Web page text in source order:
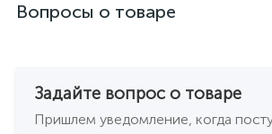
Вопросы о товаре
Задайте вопрос о товаре
Пришлем уведомление, когда